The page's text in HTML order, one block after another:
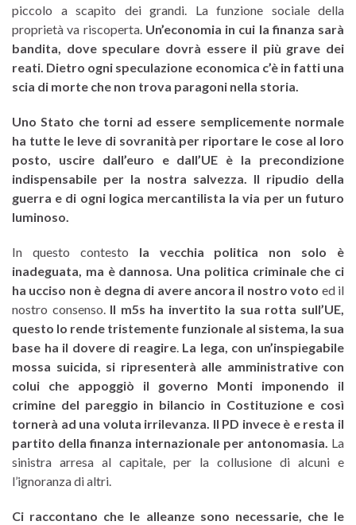
piccolo a scapito dei grandi. La funzione sociale della
proprietà va riscoperta. Un’economia in cui la finanza sarà
bandita, dove speculare dovrà essere il più grave dei
reati. Dietro ogni speculazione economica c’è in fatti una
scia di morte che non trova paragoni nella storia.
Uno Stato che torni ad essere semplicemente normale
ha tutte le leve di sovranità per riportare le cose al loro
posto,
uscire dall’euro e dall’UE è la precondizione
indispensabile per la nostra salvezza. Il ripudio della
guerra e di ogni logica mercantilista la via per un futuro
luminoso.
In questo contesto la vecchia politica non solo è
inadeguata, ma è dannosa. Una politica criminale che ci
ha ucciso non è degna di avere ancora il nostro voto ed il
nostro consenso.Il m5s ha invertito la sua rotta sull’UE,
questo lo rende tristemente funzionale al sistema, la sua
base ha il dovere di reagire. La lega, con un’inspiegabile
mossa suicida, si ripresenterà alle amministrative con
colui che appoggiò il governo Monti imponendo il
crimine del pareggio in bilancio in Costituzione e così
tornerà ad una voluta irrilevanza. Il PD invece è e resta il
partito della finanza internazionale per antonomasia. La
sinistra arresa al capitale, per la collusione di alcuni e
l’ignoranza di altri.
Ci raccontano che le alleanze sono necessarie, che le